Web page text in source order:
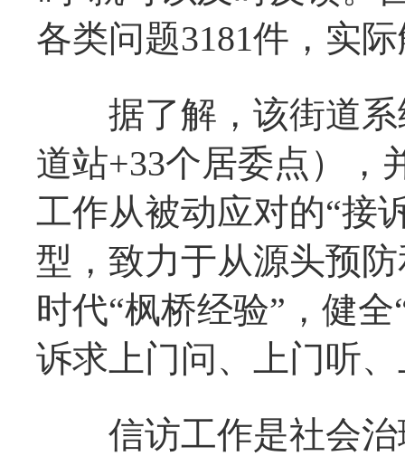
各类问题3181件，实
据了解，该街道系
道站+33个居委点），
工作从被动应对的“接
型，致力于从源头预
时代“枫桥经验”，健
诉求上门问、上门听
信访工作是社会治